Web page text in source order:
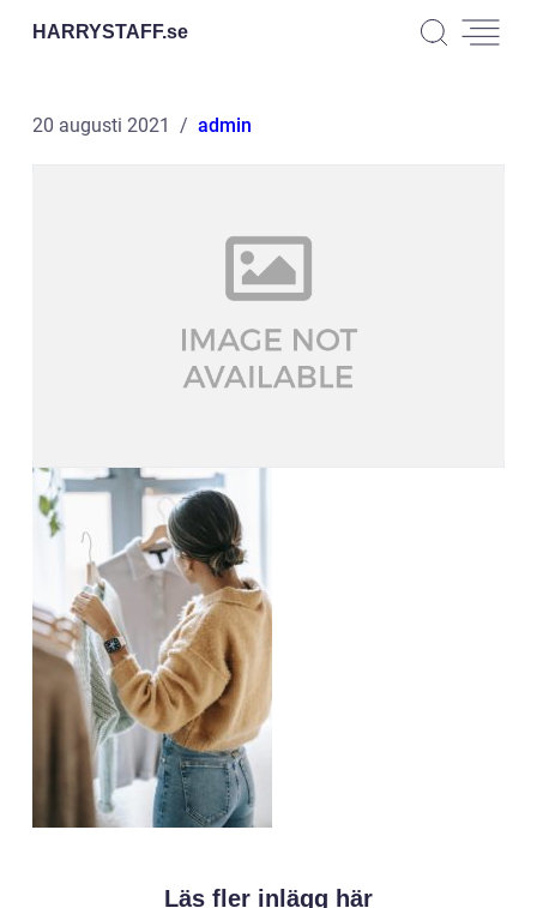
HARRYSTAFF.se
20 augusti 2021 admin
Läs fler inlägg här